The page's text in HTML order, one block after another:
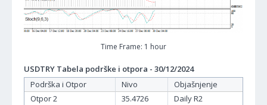
Time Frame: 1 hour
USDTRY Tabela podrške i otpora - 30/12/2024
Podrška i Otpor
Nivo
Objašnjenje
Otpor 2
35.4726
Daily R2